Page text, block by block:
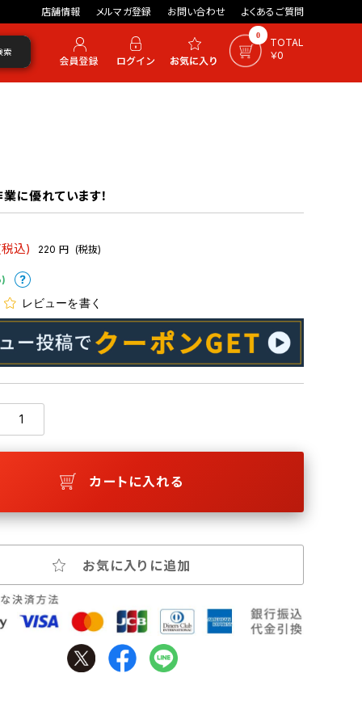
店舗情報 メルマガ登録 お問い合わせ よくあるご質問
0
TOTAL
￥0
索
に優れています！
込) 220 円 (税抜)
レビューを書く
カートに入れる
お気に入りに追加